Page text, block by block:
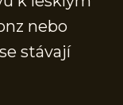
nebo
stávají